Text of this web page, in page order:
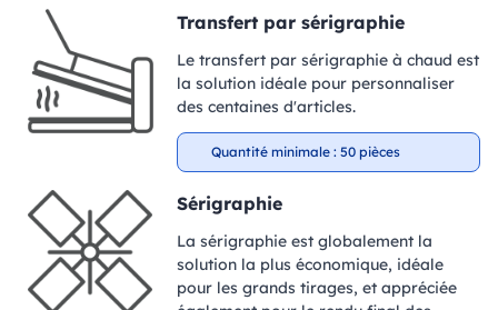
Transfert par sérigraphie
Le transfert par sérigraphie à chaud est
la solution idéale pour personnaliser
des centaines d'articles.
Quantité minimale : 50 pièces
Sérigraphie
La sérigraphie est globalement la
solution la plus économique, idéale
pour les grands tirages, et appréciée